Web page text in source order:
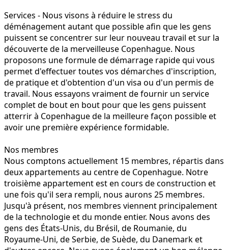
Services - Nous visons à réduire le stress du
déménagement autant que possible afin que les gens
puissent se concentrer sur leur nouveau travail et sur la
découverte de la merveilleuse Copenhague. Nous
proposons une formule de démarrage rapide qui vous
permet d'effectuer toutes vos démarches d'inscription,
de pratique et d'obtention d'un visa ou d'un permis de
travail. Nous essayons vraiment de fournir un service
complet de bout en bout pour que les gens puissent
atterrir à Copenhague de la meilleure façon possible et
avoir une première expérience formidable.
Nos membres
Nous comptons actuellement 15 membres, répartis dans
deux appartements au centre de Copenhague. Notre
troisième appartement est en cours de construction et
une fois qu'il sera rempli, nous aurons 25 membres.
Jusqu'à présent, nos membres viennent principalement
de la technologie et du monde entier. Nous avons des
gens des États-Unis, du Brésil, de Roumanie, du
Royaume-Uni, de Serbie, de Suède, du Danemark et